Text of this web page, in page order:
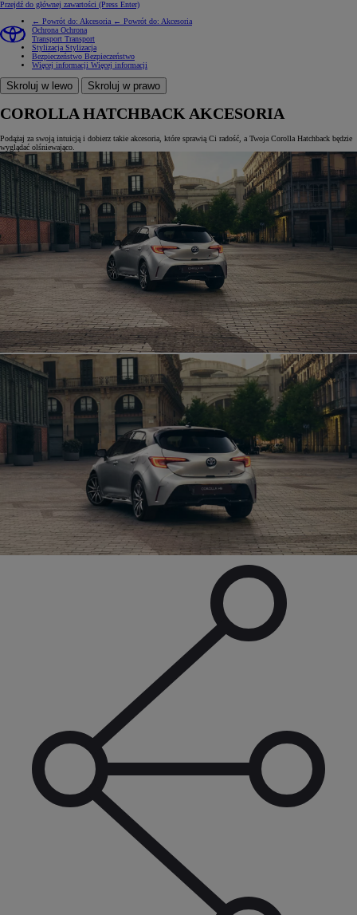
Przejdź do głównej zawartości (Press Enter)
← Powrót do: Akcesoria ← Powrót do: Akcesoria
Ochrona Ochrona
Transport Transport
Stylizacja Stylizacja
Bezpieczeństwo Bezpieczeństwo
Więcej informacji Więcej informacji
Skroluj w lewo Skroluj w prawo
COROLLA HATCHBACK AKCESORIA
Podążaj za swoją intuicją i dobierz takie akcesoria, które sprawią Ci radość, a Twoja Corolla Hatchback będzie
wyglądać olśniewająco.